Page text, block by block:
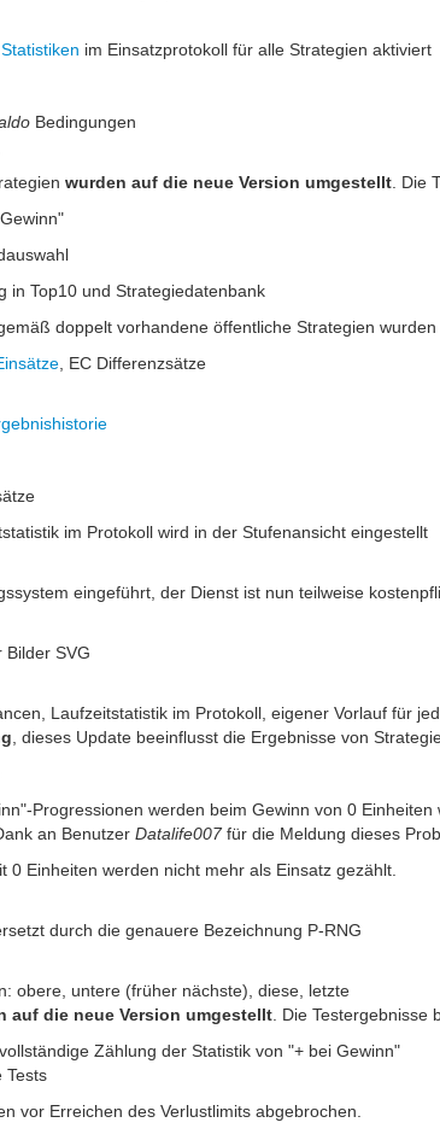
im Einsatzprotokoll für alle Strategien aktiviert
Bedingungen
wurden auf die neue Version umgestellt. Die
in Top10 und Strategiedatenbank
doppelt vorhandene öffentliche Strategien wurden
, EC Differenzsätze
im Protokoll wird in der Stufenansicht eingestellt
eingeführt, der Dienst ist nun teilweise
Bilder SVG
Laufzeitstatistik im Protokoll, eigener Vorlauf für
, dieses Update beeinflusst die Ergebnisse von
Progressionen werden beim Gewinn von 0 Einheiten
an Benutzer Datalife007für die Meldung dieses
0 Einheiten werden nicht mehr als Einsatz gezählt.
durch die genauere Bezeichnung P-RNG
obere, untere (früher nächste), diese, letzte
auf die neue Version umgestellt. Die Testergebnisse
Zählung der Statistik von "+ bei Gewinn"
Tests
vor Erreichen des Verlustlimits abgebrochen.